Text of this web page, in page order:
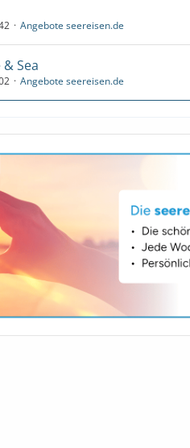
Angebote seereisen.de
Sea
Angebote seereisen.de